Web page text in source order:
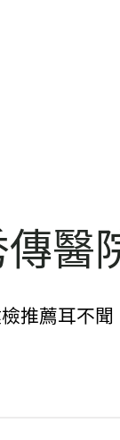
醫
推薦耳不